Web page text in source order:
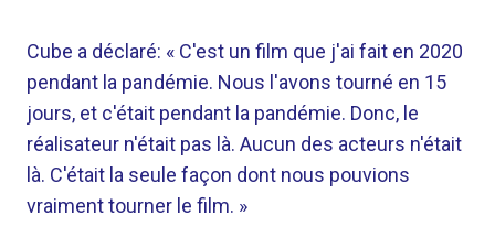
Cube a déclaré: « C'est un film que j'ai fait en 2020
pendant la pandémie. Nous l'avons tourné en 15
jours, et c'était pendant la pandémie. Donc, le
réalisateur n'était pas là. Aucun des acteurs n'était
là. C'était la seule façon dont nous pouvions
vraiment tourner le film. »